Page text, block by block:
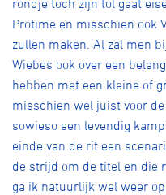
rondje toch zijn tol gaat
Protime en misschien ook
zullen maken. Al zal men
Wiebes ook over een
hebben met een kleine of
misschien wel juist voor
sowieso een levendig
einde van de rit een
de strijd om de titel en die
ga ik natuurlijk wel weer